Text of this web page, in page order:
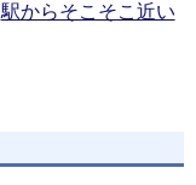
駅からそこそこ近い